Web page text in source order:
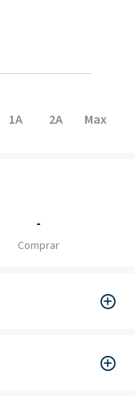
1A 2A Max
-
Comprar